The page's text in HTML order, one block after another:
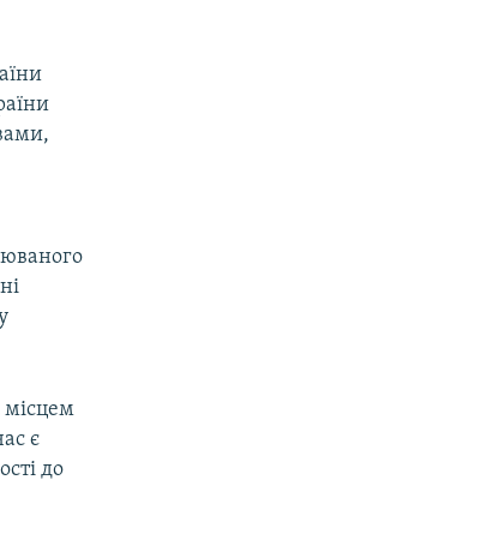
місцем
є
до